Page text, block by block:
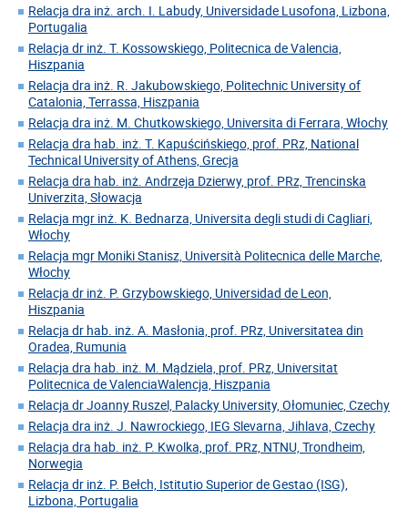
Relacja dra inż. arch. I. Labudy, Universidade Lusofona, Lizbona,
Portugalia
Relacja dr inż. T. Kossowskiego, Politecnica de Valencia,
Hiszpania
Relacja dra inż. R. Jakubowskiego, Politechnic University of
Catalonia, Terrassa, Hiszpania
Relacja dra inż. M. Chutkowskiego, Universita di Ferrara, Włochy
Relacja dra hab. inż. T. Kapuścińskiego, prof. PRz, National
Technical University of Athens, Grecja
Relacja dra hab. inż. Andrzeja Dzierwy, prof. PRz, Trencinska
Univerzita, Słowacja
Relacja mgr inż. K. Bednarza, Universita degli studi di Cagliari,
Włochy
Relacja mgr Moniki Stanisz, Università Politecnica delle Marche,
Włochy
Relacja dr inż. P. Grzybowskiego, Universidad de Leon,
Hiszpania
Relacja dr hab. inż. A. Masłonia, prof. PRz, Universitatea din
Oradea, Rumunia
Relacja dra hab. inż. M. Mądziela, prof. PRz, Universitat
Politecnica de ValenciaWalencja, Hiszpania
Relacja dr Joanny Ruszel, Palacky University, Ołomuniec, Czechy
Relacja dra inż. J. Nawrockiego, IEG Slevarna, Jihlava, Czechy
Relacja dra hab. inż. P. Kwolka, prof. PRz, NTNU, Trondheim,
Norwegia
Relacja dr inż. P. Bełch, Istitutio Superior de Gestao (ISG),
Lizbona, Portugalia